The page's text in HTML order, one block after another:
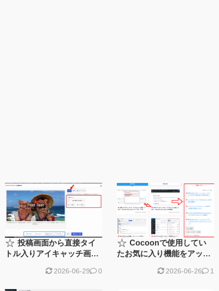
☆ 投稿画面から直接タイ
トル入りアイキャッチ画像
ートし WordPress.org で
2026-06-29 0
☆ Cocoonで使用してい
たお気に入り機能をアップ
2026-06-26 1